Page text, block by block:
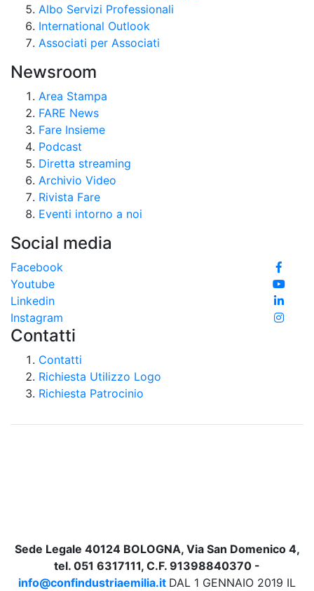
Albo Servizi Professionali
International Outlook
Associati per Associati
Newsroom
Area Stampa
FARE News
Fare Insieme
Podcast
Diretta streaming
Archivio Video
Rivista Fare
Eventi intorno a noi
Social media
Facebook
Youtube
Linkedin
Instagram
Contatti
Contatti
Richiesta Utilizzo Logo
Richiesta Patrocinio
Sede Legale 40124 BOLOGNA, Via San Domenico 4,
tel. 051 6317111, C.F. 91398840370 -
info@confindustriaemilia.it DAL 1 GENNAIO 2019 IL